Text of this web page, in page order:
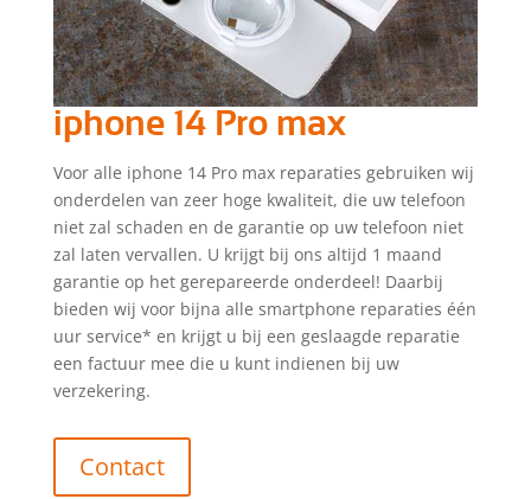
iphone 14 Pro max
Voor alle iphone 14 Pro max reparaties gebruiken wij
onderdelen van zeer hoge kwaliteit, die uw telefoon
niet zal schaden en de garantie op uw telefoon niet
zal laten vervallen. U krijgt bij ons altijd 1 maand
garantie op het gerepareerde onderdeel! Daarbij
bieden wij voor bijna alle smartphone reparaties één
uur service* en krijgt u bij een geslaagde reparatie
een factuur mee die u kunt indienen bij uw
verzekering.
Contact